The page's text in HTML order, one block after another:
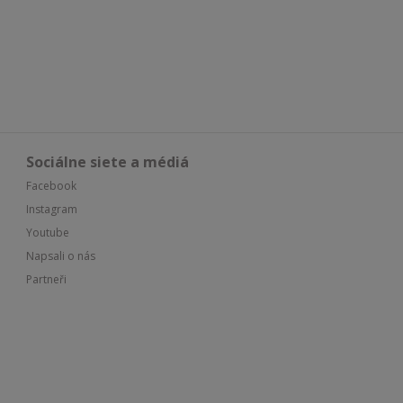
Sociálne siete a médiá
Facebook
Instagram
Youtube
Napsali o nás
Partneři